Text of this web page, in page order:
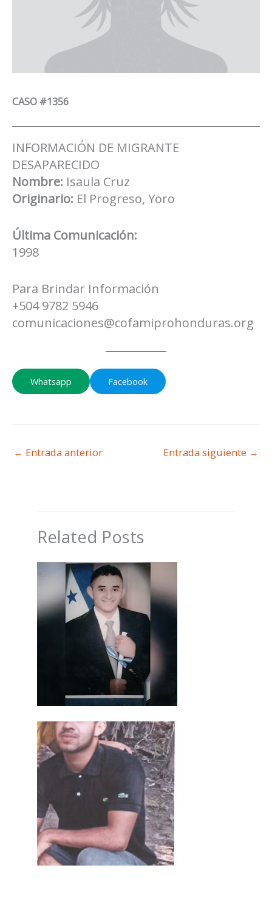
CASO #1356
INFORMACIÓN DE MIGRANTE
DESAPARECIDO
Nombre: Isaula Cruz
Originario: El Progreso, Yoro
Última Comunicación:
1998
Para Brindar Información
+504 9782 5946
comunicaciones@cofamiprohonduras.org
Whatsapp Facebook
← Entrada anterior Entrada siguiente →
Related Posts